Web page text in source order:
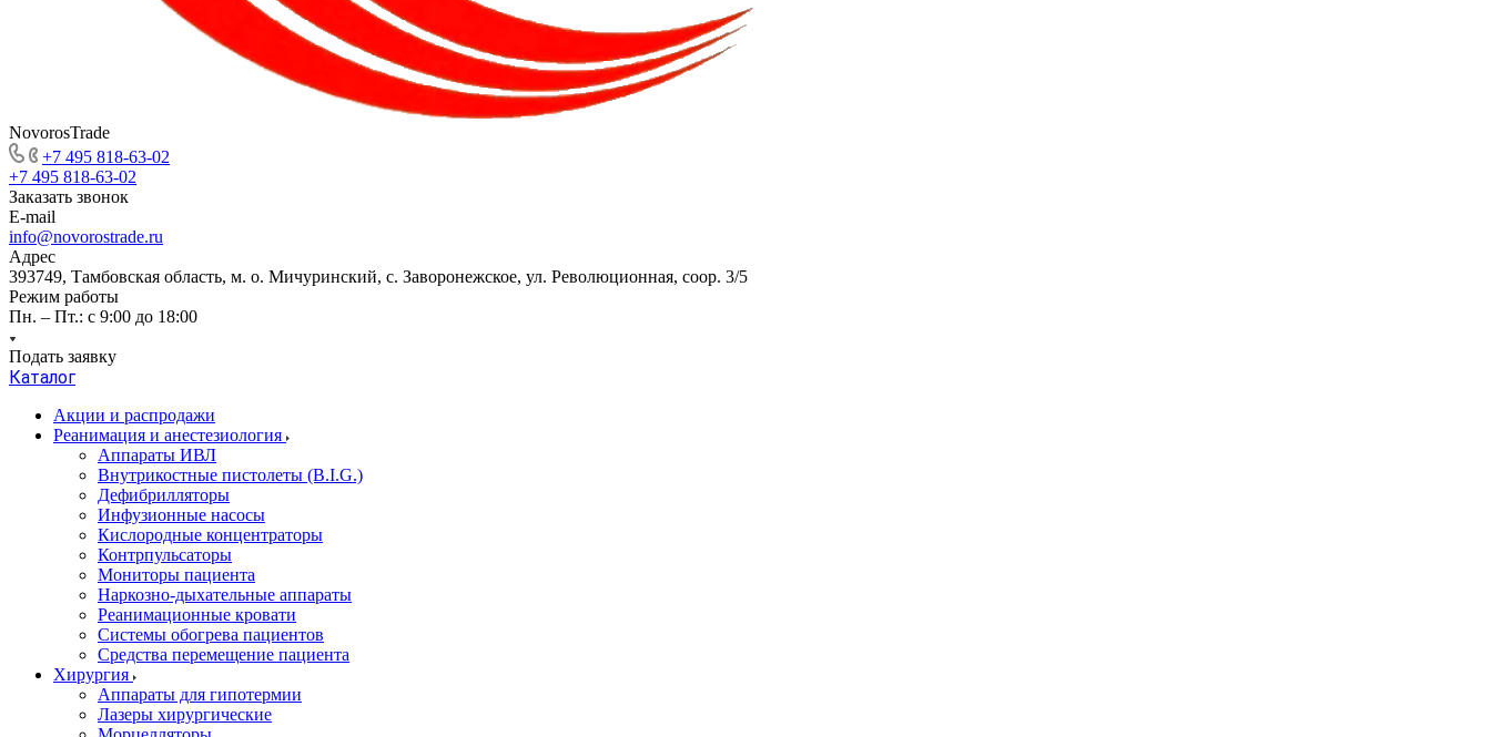
NovorosTrade
+7 495 818-63-02
+7 495 818-63-02
Заказать звонок
E-mail
info@novorostrade.ru
Адрес
393749, Тамбовская область, м. о. Мичуринский, с. Заворонежское, ул. Революционная, соор. 3/5
Режим работы
Пн. – Пт.: с 9:00 до 18:00
Подать заявку
Каталог
Акции и распродажи
Реанимация и анестезиология
Аппараты ИВЛ
Внутрикостные пистолеты (B.I.G.)
Дефибрилляторы
Инфузионные насосы
Кислородные концентраторы
Контрпульсаторы
Мониторы пациента
Наркозно-дыхательные аппараты
Реанимационные кровати
Системы обогрева пациентов
Средства перемещение пациента
Хирургия
Аппараты для гипотермии
Лазеры хирургические